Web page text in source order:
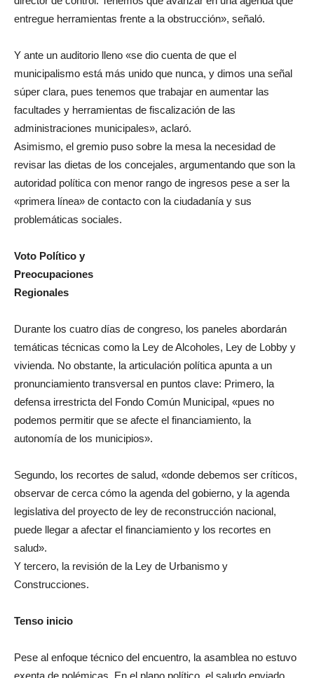
entregue herramientas frente a la obstrucción», señaló.
Y ante un auditorio lleno «se dio cuenta de que el
municipalismo está más unido que nunca, y dimos una señal
súper clara, pues tenemos que trabajar en aumentar las
facultades y herramientas de fiscalización de las
administraciones municipales», aclaró.
Asimismo, el gremio puso sobre la mesa la necesidad de
revisar las dietas de los concejales, argumentando que son la
autoridad política con menor rango de ingresos pese a ser la
«primera línea» de contacto con la ciudadanía y sus
problemáticas sociales.
Voto Político y
Preocupaciones
Regionales
Durante los cuatro días de congreso, los paneles abordarán
temáticas técnicas como la Ley de Alcoholes, Ley de Lobby y
vivienda. No obstante, la articulación política apunta a un
pronunciamiento transversal en puntos clave: Primero, la
defensa irrestricta del Fondo Común Municipal, «pues no
podemos permitir que se afecte el financiamiento, la
autonomía de los municipios».
Segundo, los recortes de salud, «donde debemos ser críticos,
observar de cerca cómo la agenda del gobierno, y la agenda
legislativa del proyecto de ley de reconstrucción nacional,
puede llegar a afectar el financiamiento y los recortes en
salud».
Y tercero, la revisión de la Ley de Urbanismo y
Construcciones.
Tenso inicio
Pese al enfoque técnico del encuentro, la asamblea no estuvo
exenta de polémicas. En el plano político, el saludo enviado